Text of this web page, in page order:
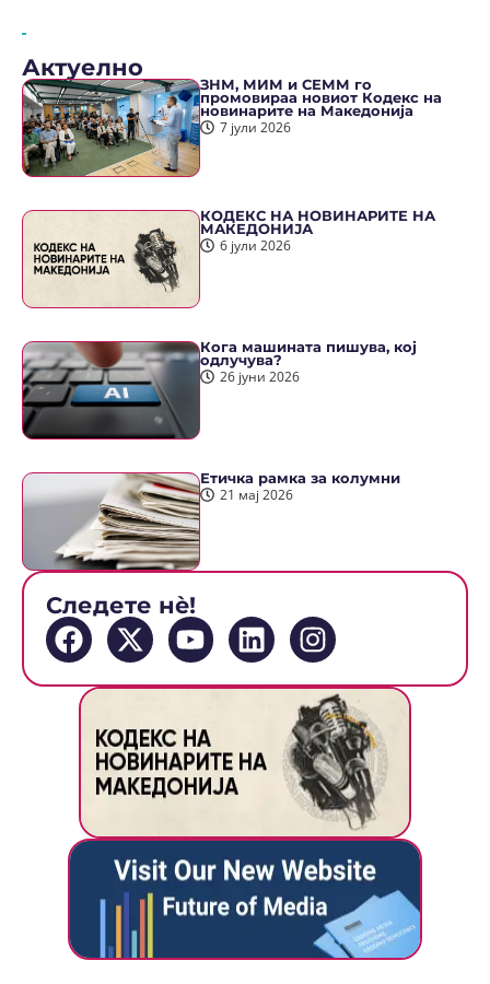
Актуелно
ЗНМ, МИМ и СЕММ го
промовираа новиот Кодекс на
новинарите на Македонија
7 јули 2026
КОДЕКС НА НОВИНАРИТЕ НА
МАКЕДОНИЈА
6 јули 2026
Кога машината пишува, кој
одлучува?
26 јуни 2026
Етичка рамка за колумни
21 мај 2026
Следете нè!